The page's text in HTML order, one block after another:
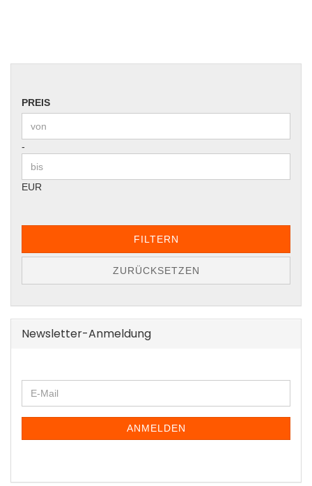
PREIS
PREIS
Preis bis
-
EUR
FILTERN
ZURÜCKSETZEN
Newsletter-Anmeldung
ZUR
NEWSLETTER-
E-
Mail
ANMELDEN